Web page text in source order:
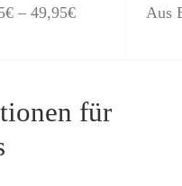
– 49,95€ Aus
für